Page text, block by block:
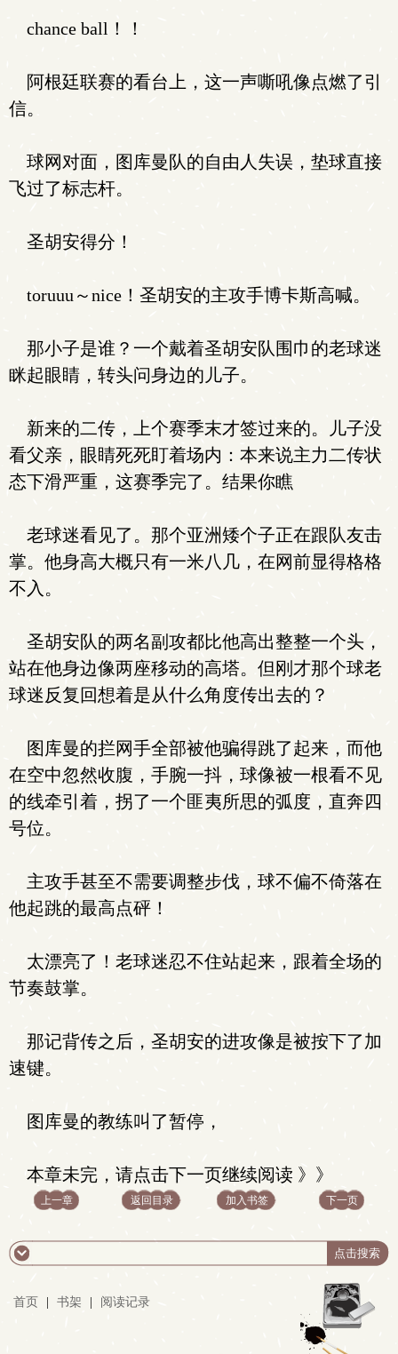
chance ball！！
阿根廷联赛的看台上，这一声嘶吼像点燃了引
信。
球网对面，图库曼队的自由人失误，垫球直接
飞过了标志杆。
圣胡安得分！
toruuu～nice！圣胡安的主攻手博卡斯高喊。
那小子是谁？一个戴着圣胡安队围巾的老球迷
眯起眼睛，转头问身边的儿子。
新来的二传，上个赛季末才签过来的。儿子没
看父亲，眼睛死死盯着场内：本来说主力二传状
态下滑严重，这赛季完了。结果你瞧
老球迷看见了。那个亚洲矮个子正在跟队友击
掌。他身高大概只有一米八几，在网前显得格格
不入。
圣胡安队的两名副攻都比他高出整整一个头，
站在他身边像两座移动的高塔。但刚才那个球老
球迷反复回想着是从什么角度传出去的？
图库曼的拦网手全部被他骗得跳了起来，而他
在空中忽然收腹，手腕一抖，球像被一根看不见
的线牵引着，拐了一个匪夷所思的弧度，直奔四
号位。
主攻手甚至不需要调整步伐，球不偏不倚落在
他起跳的最高点砰！
太漂亮了！老球迷忍不住站起来，跟着全场的
节奏鼓掌。
那记背传之后，圣胡安的进攻像是被按下了加
速键。
图库曼的教练叫了暂停，
本章未完，请点击下一页继续阅读 》》
上一章 返回目录 加入书签 下一页
首页 书架 阅读记录